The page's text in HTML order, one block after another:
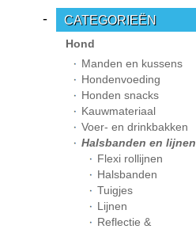
CATEGORIEËN
-
Hond
Manden en kussens
Hondenvoeding
Honden snacks
Kauwmateriaal
Voer- en drinkbakken
Halsbanden en lijnen
Flexi rollijnen
Halsbanden
Tuigjes
Lijnen
Reflectie &